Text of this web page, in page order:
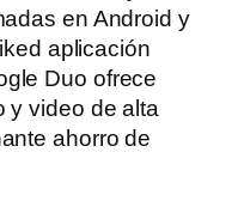
en Android y
aplicación
Duo ofrece
y video de alta
ahorro de